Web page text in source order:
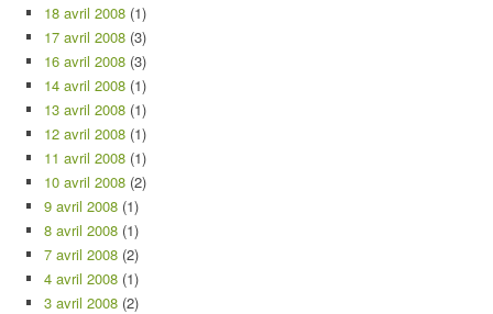
18 avril 2008 (1)
17 avril 2008 (3)
16 avril 2008 (3)
14 avril 2008 (1)
13 avril 2008 (1)
12 avril 2008 (1)
11 avril 2008 (1)
10 avril 2008 (2)
9 avril 2008 (1)
8 avril 2008 (1)
7 avril 2008 (2)
4 avril 2008 (1)
3 avril 2008 (2)